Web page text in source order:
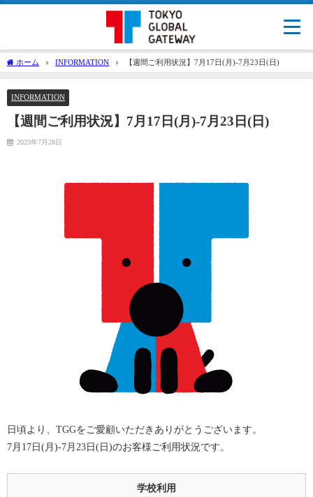
ホーム INFORMATION 【週間ご利用状況】7月17日(月)-7月23日(日)
INFORMATION
【週間ご利用状況】7月17日(月)-7月23日(日)
2023年7月28日
日頃より、TGGをご愛顧いただきありがとうございます。
7月17日(月)-7月23日(日)のお客様ご利用状況です。
学校利用